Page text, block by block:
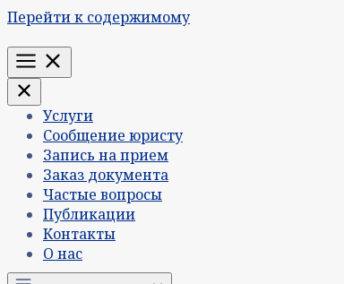
Перейти к содержимому
Меню
Услуги
Сообщение юристу
Запись на прием
Заказ документа
Частые вопросы
Публикации
Контакты
О нас